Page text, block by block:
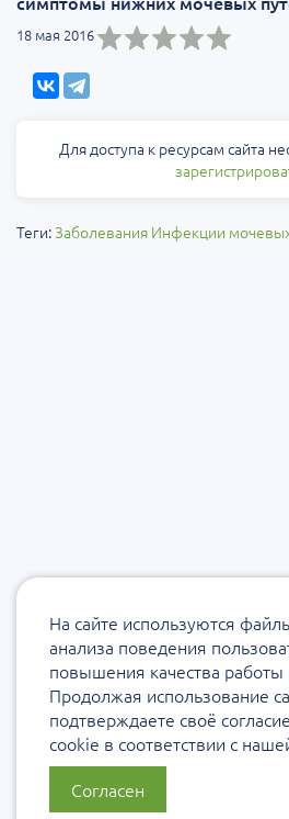
18 мая 2016
Для доступа к ресурсам сайта
Теги:Заболевания Инфекции
На сайте используются
анализа поведения
повышения качества работы
Продолжая использование
подтверждаете своё
cookie в соответствии с
Согласен